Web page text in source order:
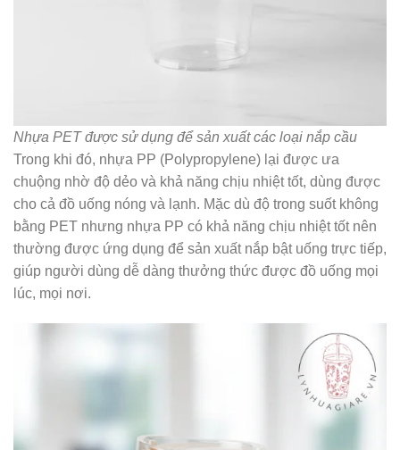
Nhựa PET được sử dụng để sản xuất các loại nắp cầu
Trong khi đó, nhựa PP (Polypropylene) lại được ưa
chuộng nhờ độ dẻo và khả năng chịu nhiệt tốt, dùng được
cho cả đồ uống nóng và lạnh. Mặc dù độ trong suốt không
bằng PET nhưng nhựa PP có khả năng chịu nhiệt tốt nên
thường được ứng dụng để sản xuất nắp bật uống trực tiếp,
giúp người dùng dễ dàng thưởng thức được đồ uống mọi
lúc, mọi nơi.